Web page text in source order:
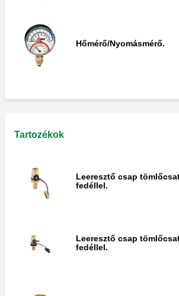
Hőmérő/Nyomásmérő.
Tartozékok
Leeresztő csap
fedéllel.
Leeresztő csap
fedéllel.